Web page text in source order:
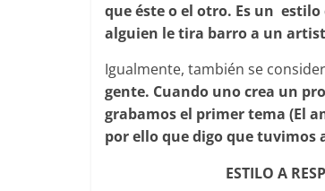
que éste o el otro. Es un
alguien le tira barro a un
Igualmente, también se
gente. Cuando uno crea un
grabamos el primer tema (El
por ello que digo que tuvimos
ESTILO A